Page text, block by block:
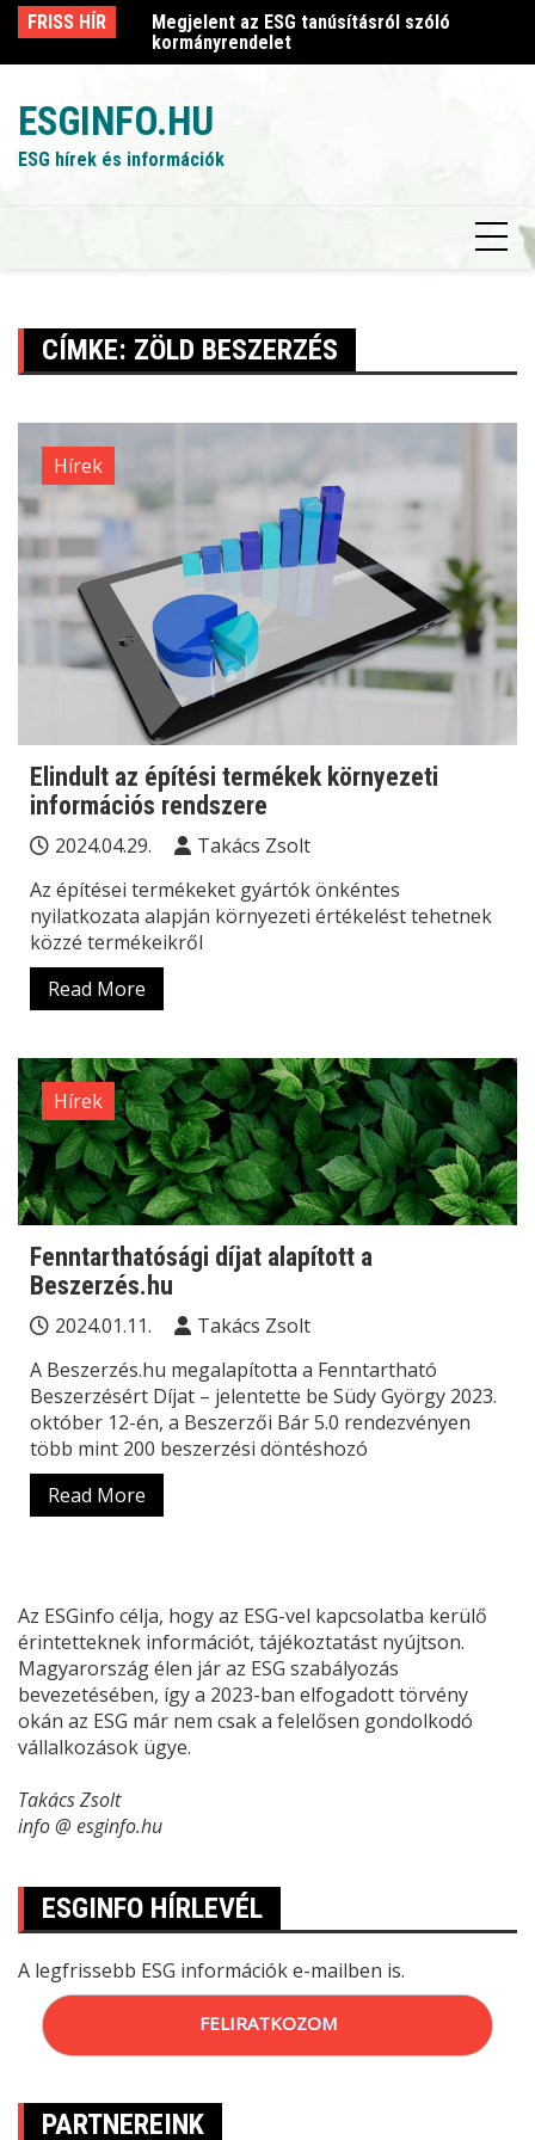
Skip
content
FRISS HÍR
szóló
Megjelent az ESG tanúsításról szóló
kormányrendelet
ESGINFO.HU
ESG hírek és információk
CÍMKE: ZÖLD BESZERZÉS
Hírek
Elindult az építési termékek környezeti
információs rendszere
2024.04.29.
Takács Zsolt
Az építései termékeket gyártók önkéntes
nyilatkozata alapján környezeti értékelést tehetnek
közzé termékeikről
Read More
Hírek
Fenntarthatósági díjat alapított a
Beszerzés.hu
2024.01.11.
Takács Zsolt
A Beszerzés.hu megalapította a Fenntartható
Beszerzésért Díjat – jelentette be Südy György 2023.
október 12-én, a Beszerzői Bár 5.0 rendezvényen
több mint 200 beszerzési döntéshozó
Read More
Az ESGinfo célja, hogy az ESG-vel kapcsolatba kerülő
érintetteknek információt, tájékoztatást nyújtson.
Magyarország élen jár az ESG szabályozás
bevezetésében, így a 2023-ban elfogadott törvény
okán az ESG már nem csak a felelősen gondolkodó
vállalkozások ügye.
Takács Zsolt
info @ esginfo.hu
ESGINFO HÍRLEVÉL
A legfrissebb ESG információk e-mailben is.
FELIRATKOZOM
PARTNEREINK